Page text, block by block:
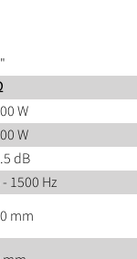
W
W
dB
1500 Hz
mm